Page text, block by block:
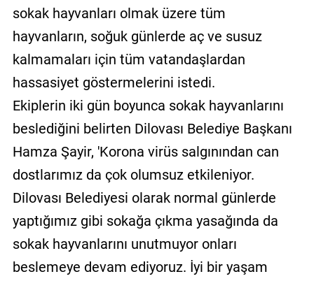
sokak hayvanları olmak üzere tüm
hayvanların, soğuk günlerde aç ve susuz
kalmamaları için tüm vatandaşlardan
hassasiyet göstermelerini istedi.
Ekiplerin iki gün boyunca sokak hayvanlarını
beslediğini belirten Dilovası Belediye Başkanı
Hamza Şayir, 'Korona virüs salgınından can
dostlarımız da çok olumsuz etkileniyor.
Dilovası Belediyesi olarak normal günlerde
yaptığımız gibi sokağa çıkma yasağında da
sokak hayvanlarını unutmuyor onları
beslemeye devam ediyoruz. İyi bir yaşam